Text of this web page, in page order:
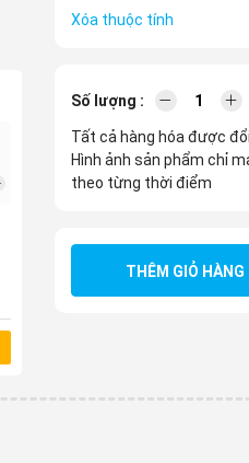
Xóa thuộc tính
Số lượng :
Tất cả hàng hóa được
Hình ảnh sản phẩm chỉ
theo từng thời điểm
THÊM GIỎ HÀNG